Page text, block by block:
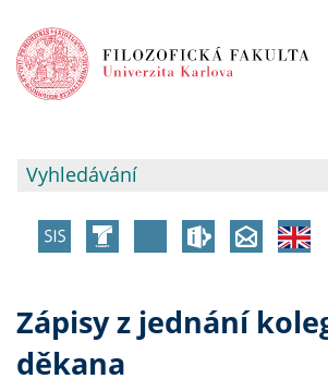
Zápisy z jednání
děkana